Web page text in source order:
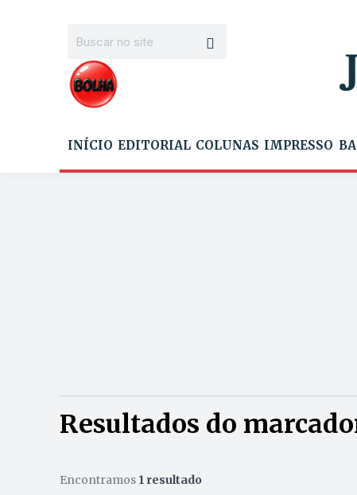
INÍCIO EDITORIAL COLUNAS IMPRESSO
Resultados do
Encontramos 1 resultado